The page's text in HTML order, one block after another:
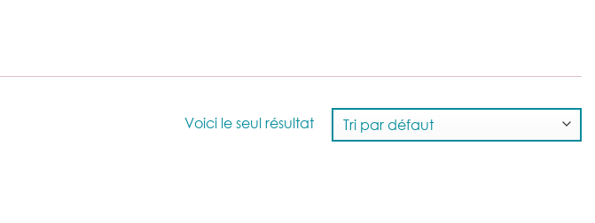
Voici le seul résultat